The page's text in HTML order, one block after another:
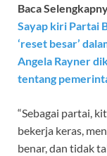
Baca
Sayap kiri Partai
‘reset besar’
Angela Rayner
tentang
“Sebagai partai,
bekerja keras,
benar, dan tidak